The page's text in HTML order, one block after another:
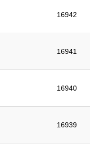
16942
16941
16940
16939